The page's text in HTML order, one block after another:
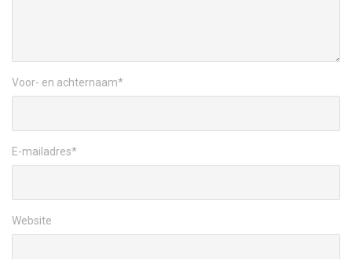
Voor- en achternaam*
E-mailadres*
Website